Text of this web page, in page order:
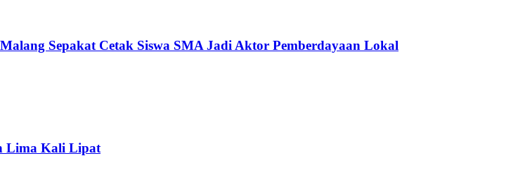
Sepakat Cetak Siswa SMA Jadi Aktor Pemberdayaan Lokal
Lima Kali Lipat